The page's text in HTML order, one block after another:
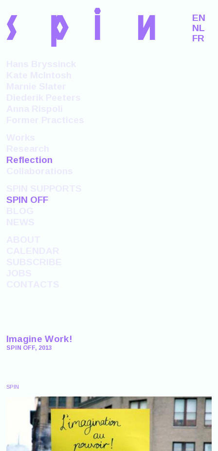
s p i n
Reflection
SPIN OFF
EN
NL
FR
Imagine Work!
SPIN OFF, 2013
SPIN